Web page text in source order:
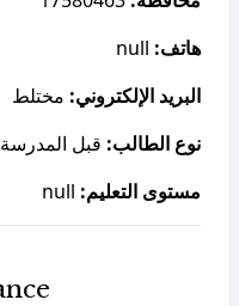
هاتف:
البريد الإلكتروني: مختلط
نوع الطالب: قبل المدرسة
مستوى التعليم: